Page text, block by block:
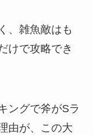
、雑魚敵はも
けで攻略でき
ングで斧がSラ
由が、この大